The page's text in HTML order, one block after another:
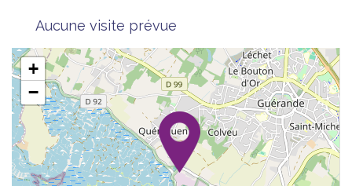
Aucune visite prévue
+
−